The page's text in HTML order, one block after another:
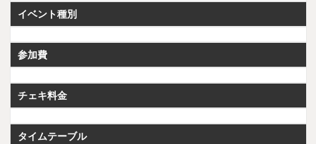
イベント種別
参加費
チェキ料金
タイムテーブル